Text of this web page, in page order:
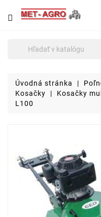
NÁJDETE
U
Lyžice
pre
Malotraktory
Úvodná stránka
Kosačky
Kosačky
L100